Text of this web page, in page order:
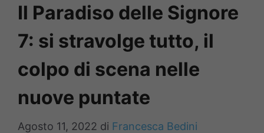
Il Paradiso delle Signore
7: si stravolge tutto, il
colpo di scena nelle
nuove puntate
Agosto 11, 2022 di Francesca Bedini